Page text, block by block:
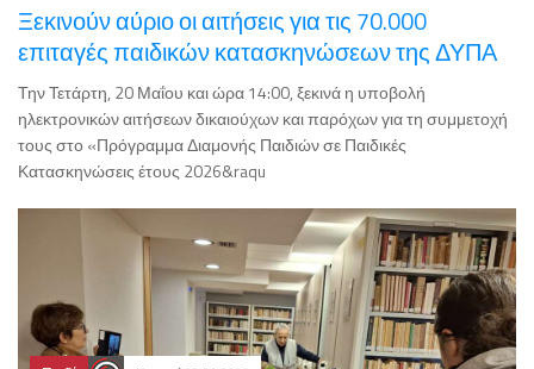
Ξεκινούν αύριο οι αιτήσεις για τις 70.000
επιταγές παιδικών κατασκηνώσεων της ΔΥΠΑ
Την Τετάρτη, 20 Μαΐου και ώρα 14:00, ξεκινά η υποβολή
ηλεκτρονικών αιτήσεων δικαιούχων και παρόχων για τη συμμετοχή
τους στο «Πρόγραμμα Διαμονής Παιδιών σε Παιδικές
Κατασκηνώσεις έτους 2026&raqu